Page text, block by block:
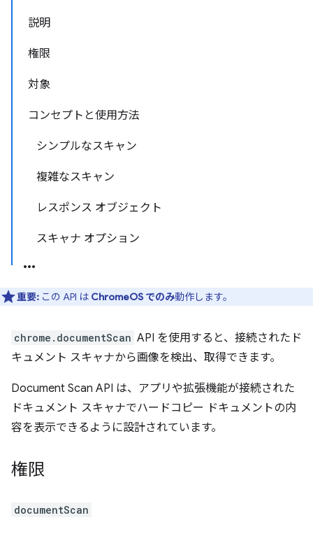
説明
権限
対象
コンセプトと使用方法
シンプルなスキャン
複雑なスキャン
レスポンス オブジェクト
スキャナ オプション
重要: この API は ChromeOS でのみ動作します。
chrome.documentScan API を使用すると、接続されたド
キュメント スキャナから画像を検出、取得できます。
Document Scan API は、アプリや拡張機能が接続された
ドキュメント スキャナでハードコピー ドキュメントの内
容を表示できるように設計されています。
権限
documentScan